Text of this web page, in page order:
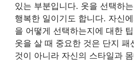
있는 부분입니다. 옷을 선택하
행복한 일이기도 합니다. 자신
을 어떻게 선택하는지에 대한
옷을 살 때 중요한 것은 단지 패
것이 아니라 자신의 스타일과